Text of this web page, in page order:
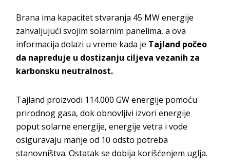
Brana ima kapacitet stvaranja 45 MW energije
zahvaljujući svojim solarnim panelima, a ova
informacija dolazi u vreme kada je Tajland počeo
da napreduje u dostizanju ciljeva vezanih za
karbonsku neutralnost.
Tajland proizvodi 114.000 GW energije pomoću
prirodnog gasa, dok obnovljivi izvori energije
poput solarne energije, energije vetra i vode
osiguravaju manje od 10 odsto potreba
stanovništva. Ostatak se dobija korišćenjem uglja.